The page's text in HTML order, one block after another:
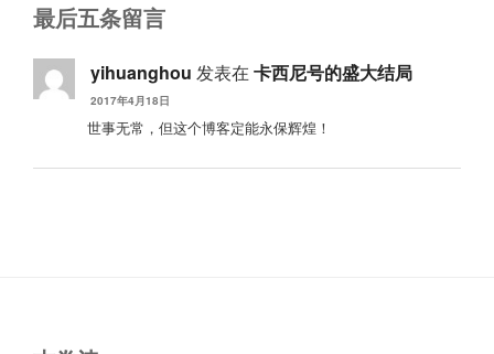
最后五条留言
yihuanghou 发表在 卡西尼号的盛大结局
2017年4月18日
世事无常，但这个博客定能永保辉煌！